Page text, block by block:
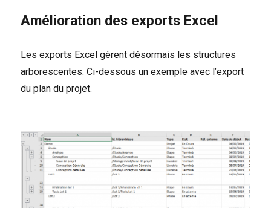
Amélioration des exports Excel
Les exports Excel gèrent désormais les structures
arborescentes. Ci-dessous un exemple avec l’export
du plan du projet.